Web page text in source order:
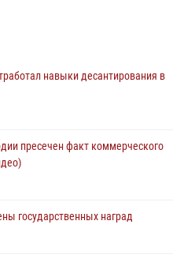
дрон-разведчик ВСУ на южном
войск правопорядка почтили
Яковлева
Росгвардии задержаны
навыки десантирования в
пресечен факт коммерческого
государственных наград